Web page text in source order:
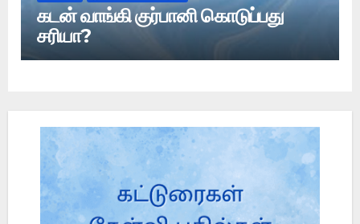
கடன் வாங்கி குர்பானி கொடுப்பது
சரியா?